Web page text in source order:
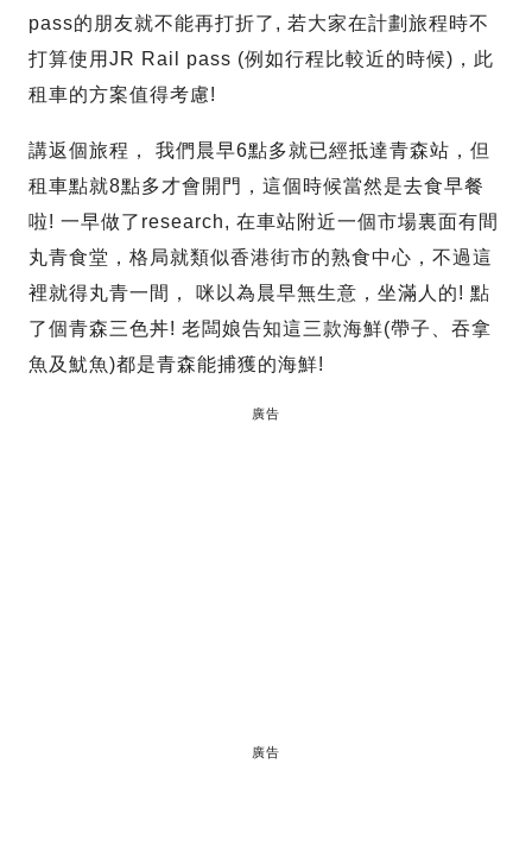
pass的朋友就不能再打折了, 若大家在計劃旅程時不
打算使用JR Rail pass (例如行程比較近的時候)，此
租車的方案值得考慮!
講返個旅程， 我們晨早6點多就已經抵達青森站，但
租車點就8點多才會開門，這個時候當然是去食早餐
啦! 一早做了research, 在車站附近一個市場裏面有間
丸青食堂，格局就類似香港街市的熟食中心，不過這
裡就得丸青一間， 咪以為晨早無生意，坐滿人的! 點
了個青森三色丼! 老闆娘告知這三款海鮮(帶子、吞拿
魚及魷魚)都是青森能捕獲的海鮮!
廣告
廣告